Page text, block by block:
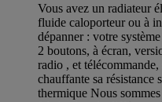
Vous avez un radiateur
fluide caloporteur ou à
dépanner : votre
2 boutons, à écran,
radio , et
chauffante sa
thermique Nous